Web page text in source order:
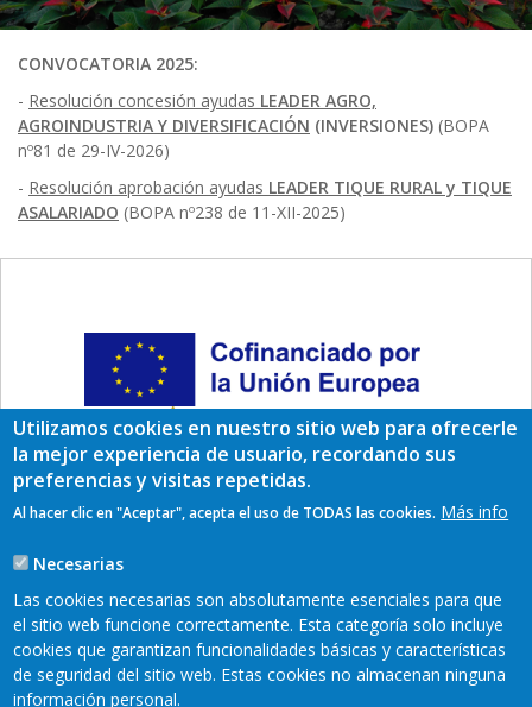
CONVOCATORIA 2025:
- Resolución concesión ayudas LEADER AGRO,
AGROINDUSTRIA Y DIVERSIFICACIÓN (INVERSIONES) (BOPA
nº81 de 29-IV-2026)
- Resolución aprobación ayudas LEADER TIQUE RURAL y TIQUE
ASALARIADO (BOPA nº238 de 11-XII-2025)
Utilizamos cookies en nuestro sitio web para ofrecerle
la mejor experiencia de usuario, recordando sus
preferencias y visitas repetidas.
Al hacer clic en "Aceptar", acepta el uso de TODAS las cookies. Más info
Necesarias
Las cookies necesarias son absolutamente esenciales para que
el sitio web funcione correctamente. Esta categoría solo incluye
cookies que garantizan funcionalidades básicas y características
de seguridad del sitio web. Estas cookies no almacenan ninguna
información personal.